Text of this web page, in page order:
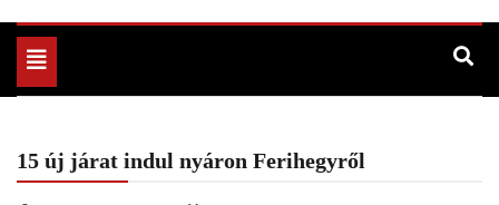
Toggle
navigation
15 új járat indul nyáron Ferihegyről